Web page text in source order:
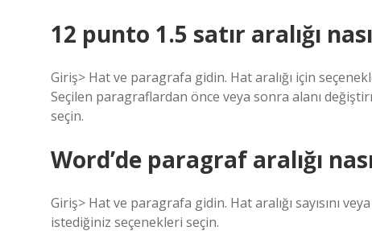
12 punto 1.5 satır aralığı
Giriş> Hat ve paragrafa gidin. Hat aralığı için
Seçilen paragraflardan önce veya sonra alanı
seçin.
Word’de paragraf aralığı
Giriş> Hat ve paragrafa gidin. Hat aralığı sayısını
istediğiniz seçenekleri seçin.